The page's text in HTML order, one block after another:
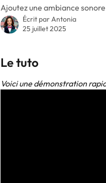
Ajoutez une ambiance
Écrit parAntonia
25 juillet 2025
Le tuto
Voici une démonstration